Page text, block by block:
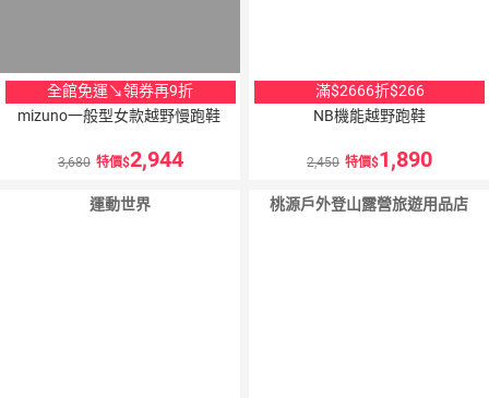
全館免運↘領券再9折
mizuno一般型女款越野慢跑鞋
3,680 特價 2,944
滿$2666折$266
NB機能越野跑鞋
2,450 特價 1,890
運動世界 桃源戶外登山露營旅遊用品店